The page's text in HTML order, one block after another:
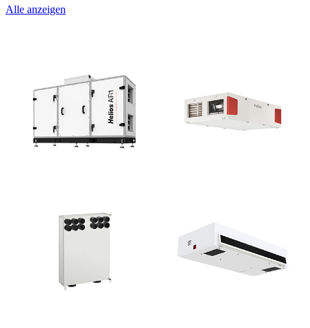
Alle anzeigen